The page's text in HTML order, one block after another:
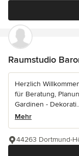
Raumstudio
Herzlich
für Beratung,
Gardinen -
Mehr
44263 Dortmund-